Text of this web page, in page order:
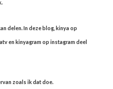
delen. In deze blog, kinya op
en kinyagram op instagram deel
zoals ik dat doe.